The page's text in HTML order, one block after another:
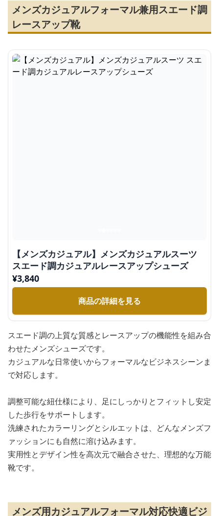
メンズカジュアルフォーマル兼用スエード調
レースアップ靴
【メンズカジュアル】メンズカジュアルスーツ
スエード調カジュアルレースアップシューズ
¥3,840
商品の詳細を見る
スエード調の上質な質感とレースアップの機能性を組み合
わせたメンズシューズです。
カジュアルな日常使いからフォーマルなビジネスシーンま
で対応します。
調整可能な紐仕様により、足にしっかりとフィットし安定
した歩行をサポートします。
洗練されたカラーリングとシルエットは、どんなメンズフ
ァッションにも自然に溶け込みます。
実用性とデザイン性を高次元で融合させた、理想的な万能
靴です。
メンズ用カジュアルフォーマル対応快適ビジ